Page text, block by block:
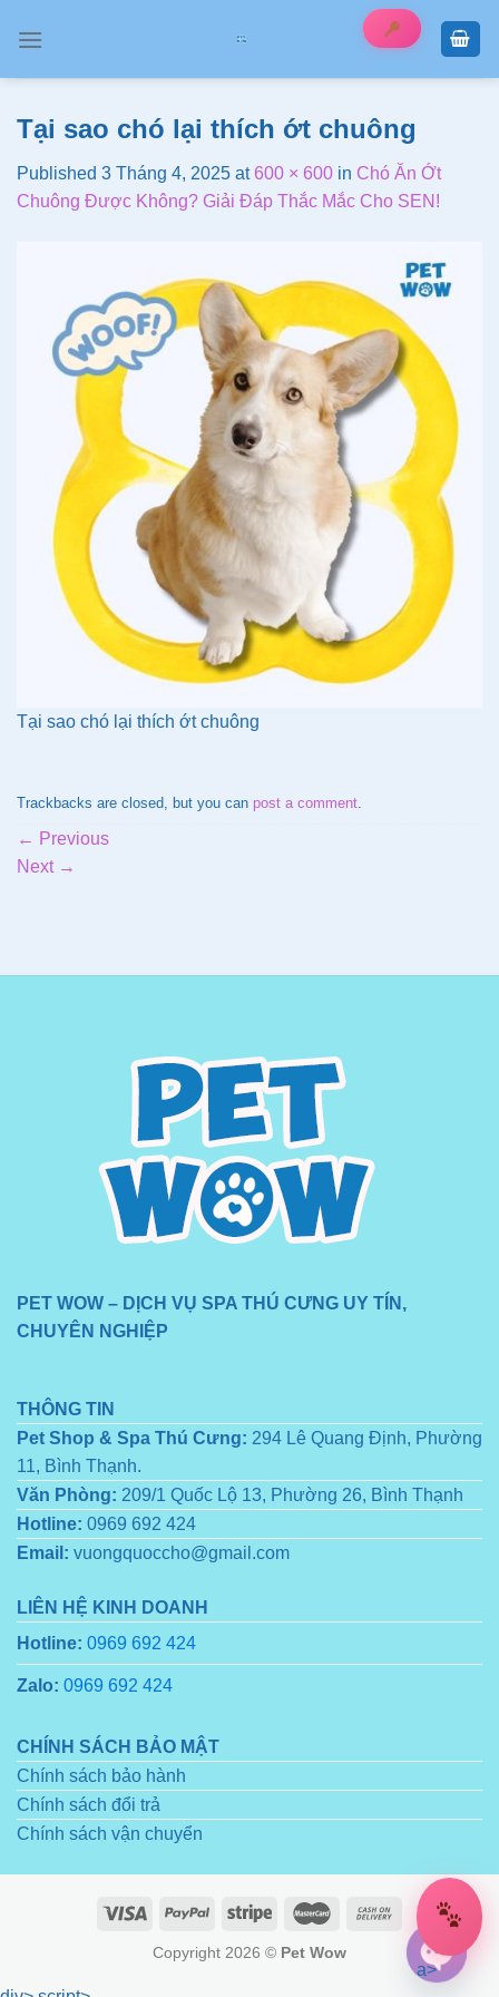
Tại sao chó lại thích ớt chuông
Published 3 Tháng 4, 2025 at600 × 600 in Chó Ăn Ớt
Chuông Được Không? Giải Đáp Thắc Mắc Cho SEN!
Tại sao chó lại thích ớt chuông
Trackbacks are closed, but you can post a comment.
← Previous
Next →
PET WOW – DỊCH VỤ SPA THÚ CƯNG UY TÍN,
CHUYÊN NGHIỆP
THÔNG TIN
Pet Shop & Spa Thú Cưng: 294 Lê Quang Định, Phường
11, Bình Thạnh.
Văn Phòng: 209/1 Quốc Lộ 13, Phường 26, Bình Thạnh
Hotline: 0969 692 424
Email: vuongquoccho@gmail.com
LIÊN HỆ KINH DOANH
Hotline: 0969 692 424
Zalo: 0969 692 424
CHÍNH SÁCH BẢO MẬT
Chính sách bảo hành
Chính sách đổi trả
Chính sách vận chuyển
Copyright 2026 © Pet Wow
a>